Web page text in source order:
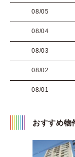
08/05
08/04
08/03
08/02
08/01
おすすめ物